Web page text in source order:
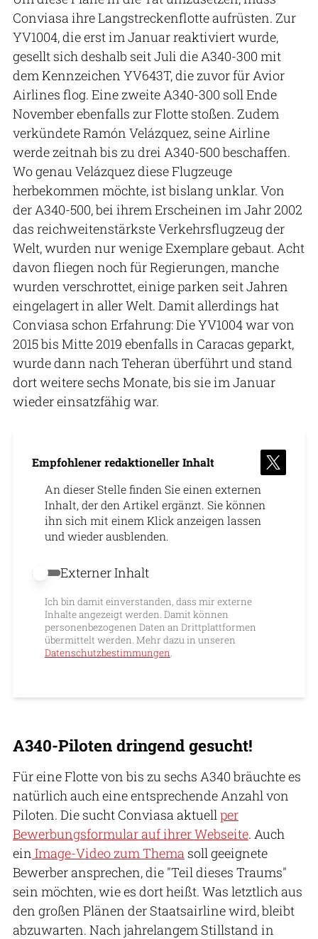
Conviasa ihre Langstreckenflotte aufrüsten. Zur
YV1004, die erst im Januar reaktiviert wurde,
gesellt sich deshalb seit Juli die A340-300 mit
dem Kennzeichen YV643T, die zuvor für Avior
Airlines flog. Eine zweite A340-300 soll Ende
November ebenfalls zur Flotte stoßen. Zudem
verkündete Ramón Velázquez, seine Airline
werde zeitnah bis zu drei A340-500 beschaffen.
Wo genau Velázquez diese Flugzeuge
herbekommen möchte, ist bislang unklar. Von
der A340-500, bei ihrem Erscheinen im Jahr 2002
das reichweitenstärkste Verkehrsflugzeug der
Welt, wurden nur wenige Exemplare gebaut. Acht
davon fliegen noch für Regierungen, manche
wurden verschrottet, einige parken seit Jahren
eingelagert in aller Welt. Damit allerdings hat
Conviasa schon Erfahrung: Die YV1004 war von
2015 bis Mitte 2019 ebenfalls in Caracas geparkt,
wurde dann nach Teheran überführt und stand
dort weitere sechs Monate, bis sie im Januar
wieder einsatzfähig war.
Empfohlener redaktioneller Inhalt
An dieser Stelle finden Sie einen externen
Inhalt, der den Artikel ergänzt. Sie können
ihn sich mit einem Klick anzeigen lassen
und wieder ausblenden.
Externer Inhalt erlauben
Externer Inhalt
Ich bin damit einverstanden, dass mir externe
Inhalte angezeigt werden. Damit können
personenbezogenen Daten an Drittplattformen
übermittelt werden. Mehr dazu in unseren
Datenschutzbestimmungen.
A340-Piloten dringend gesucht!
Für eine Flotte von bis zu sechs A340 bräuchte es
natürlich auch eine entsprechende Anzahl von
Piloten. Die sucht Conviasa aktuell per
Bewerbungsformular auf ihrer Webseite. Auch
ein Image-Video zum Thema soll geeignete
Bewerber ansprechen, die "Teil dieses Traums"
sein möchten, wie es dort heißt. Was letztlich aus
den großen Plänen der Staatsairline wird, bleibt
abzuwarten. Nach jahrelangem Stillstand in